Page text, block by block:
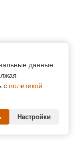
данные
с политикой
Настройки